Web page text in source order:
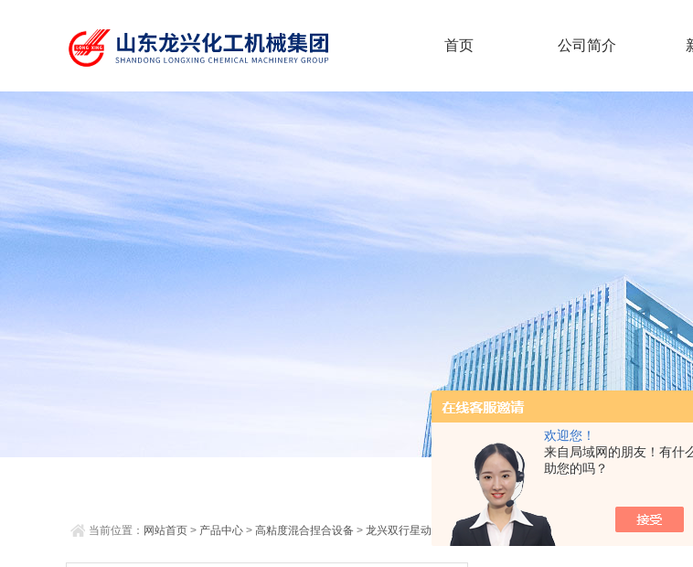
欢迎您！
来自局域网的朋友！有什
助您的吗？
首页 公司简介
当前位置： 网站首页 > 产品中心 > 高粘度混合捏合设备 > 龙兴双行星动力混合机> 5L-1000L双首*首*首*首*首*首*首先进行